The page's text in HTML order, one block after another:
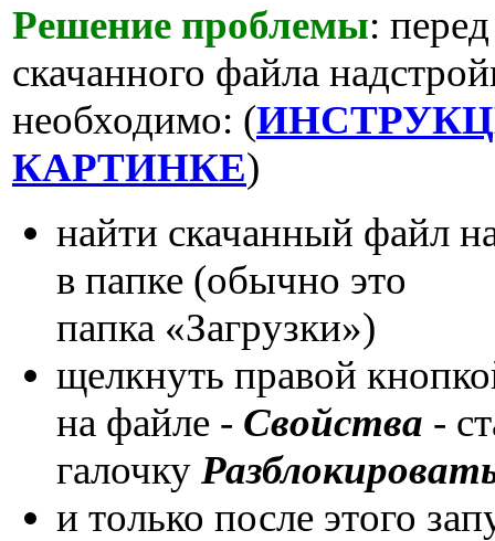
Решение проблемы:
скачанного файла
необходимо: (
КАРТИНКЕ)
найти скачанный файл
в папке (обычно это
папка «Загрузки»)
щелкнуть правой
на файле - Свойства -
галочку
и только после этого